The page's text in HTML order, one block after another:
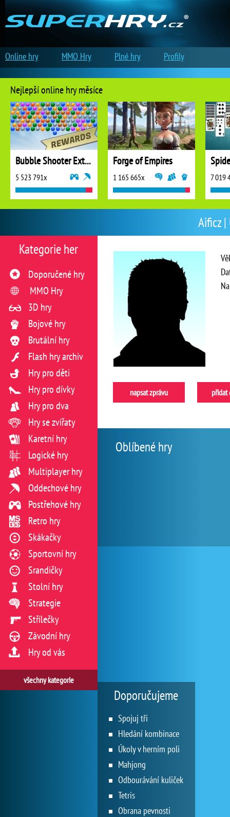
Aificz
napsat zprávu přidat
Oblíbené hry
Kategorie her
Doporučené hry
MMO Hry
3D hry
Bojové hry
Brutální hry
Flash hry archiv
Hry pro děti
Hry pro dívky
Hry pro dva
Hry se zvířaty
Karetní hry
Logické hry
Multiplayer hry
Oddechové hry
Postřehové hry
Retro hry
Skákačky
Sportovní hry
Srandičky
Stolní hry
Strategie
Střílečky
Závodní hry
Hry od vás
všechny kategorie
Doporučujeme
Spojuj tři
Hledání kombinace
Úkoly v herním poli
Mahjong
Odbourávání kuliček
Tetris
Obrana pevnosti
Nejlepší online hry měsíce
Bubble Shooter Extreme
5 523 791x
Forge of Empires
1 165 665x 7 019
Online hry MMO Hry Plné hry Profily